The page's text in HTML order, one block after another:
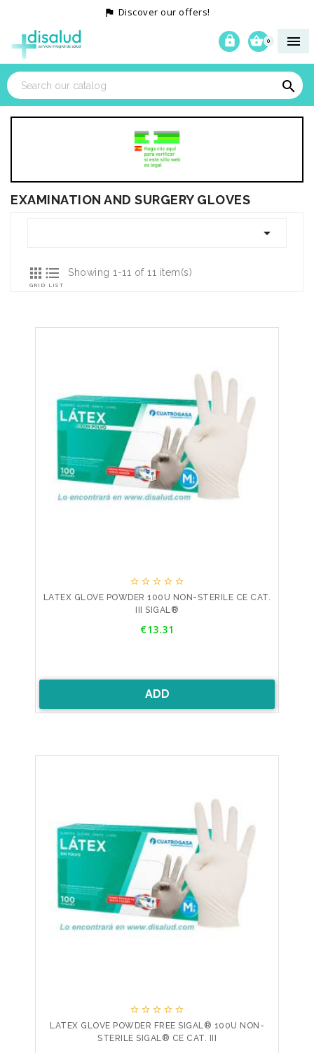
 Discover our offers!

0



EXAMINATION AND SURGERY GLOVES


GRID

LIST
Showing 1-11 of 11 item(s)
    
LATEX GLOVE POWDER 100U NON-STERILE CE CAT.
III SIGAL®
€13.31
ADD
    
LATEX GLOVE POWDER FREE SIGAL® 100U NON-
STERILE SIGAL® CE CAT. III